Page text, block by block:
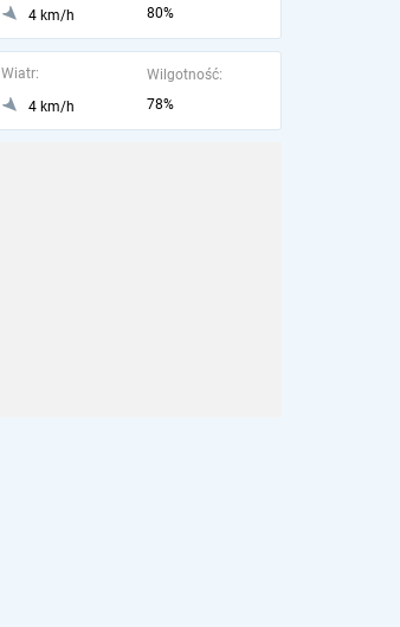
4 km/h
80%
Wiatr:
4 km/h
Wilgotność:
78%